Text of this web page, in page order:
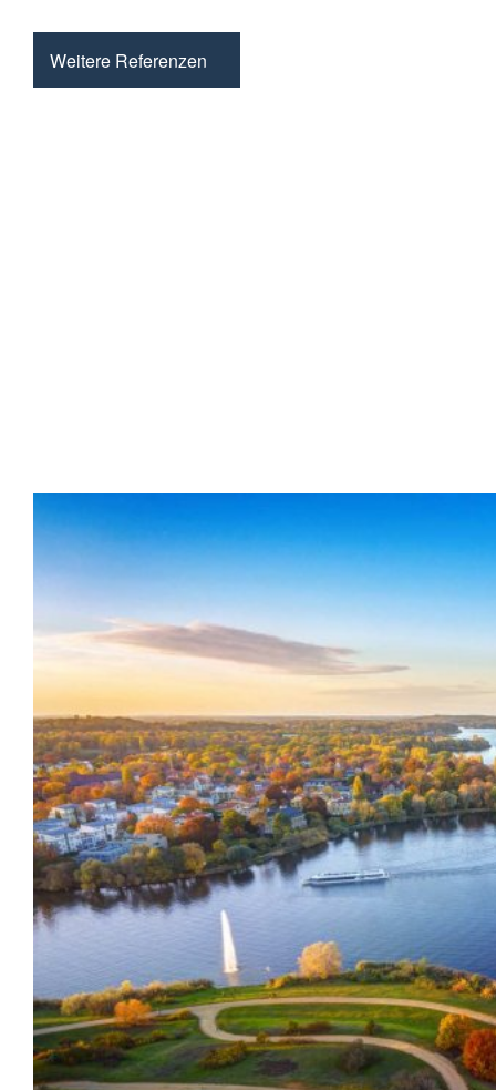
Weitere Referenzen